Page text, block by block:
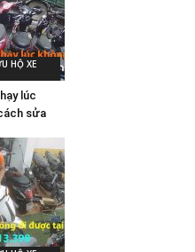
HỘ XE
lúc
sửa